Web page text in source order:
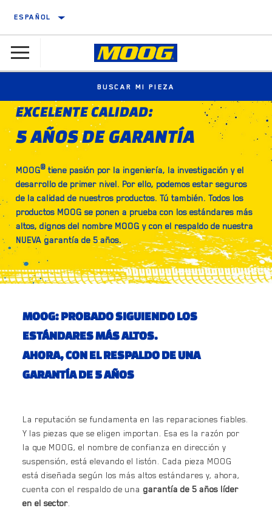
ESPAÑOL
BUSCAR MI PIEZA
EXCELENTE CALIDAD:
5 AÑOS DE GARANTÍA
MOOG®tiene pasión por la ingeniería, la investigación y el
desarrollo de primer nivel. Por ello, podemos estar seguros
de la calidad de nuestros productos. Tú también. Todos los
productos MOOG se ponen a prueba con los estándares más
altos, dignos del nombre MOOG y con el respaldo de nuestra
NUEVA garantía de 5 años.
MOOG: PROBADO SIGUIENDO LOS
ESTÁNDARES MÁS ALTOS.
AHORA, CON EL RESPALDO DE UNA
GARANTÍA DE 5 AÑOS
La reputación se fundamenta en las reparaciones fiables.
Y las piezas que se eligen importan. Esa es la razón por
la que MOOG, el nombre de confianza en dirección y
suspensión, está elevando el listón. Cada pieza MOOG
está diseñada según los más altos estándares y, ahora,
cuenta con el respaldo de una garantía de 5 años líder
en el sector